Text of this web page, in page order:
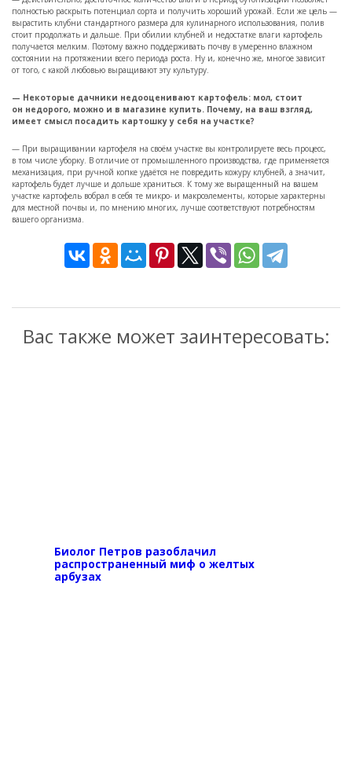
полностью раскрыть потенциал сорта и получить хороший урожай. Если же цель —
вырастить клубни стандартного размера для кулинарного использования, полив
стоит продолжать и дальше. При обилии клубней и недостатке влаги картофель
получается мелким. Поэтому важно поддерживать почву в умеренно влажном
состоянии на протяжении всего периода роста. Ну и, конечно же, многое зависит
от того, с какой любовью выращивают эту культуру.
— Некоторые дачники недооценивают картофель: мол, стоит
он недорого, можно и в магазине купить. Почему, на ваш взгляд,
имеет смысл посадить картошку у себя на участке?
— При выращивании картофеля на своём участке вы контролируете весь процесс,
в том числе уборку. В отличие от промышленного производства, где применяется
механизация, при ручной копке удаётся не повредить кожуру клубней, а значит,
картофель будет лучше и дольше храниться. К тому же выращенный на вашем
участке картофель вобрал в себя те микро- и макроэлементы, которые характерны
для местной почвы и, по мнению многих, лучше соответствуют потребностям
вашего организма.
Вас также может заинтересовать:
Биолог Петров разоблачил
распространенный миф о желтых
арбузах